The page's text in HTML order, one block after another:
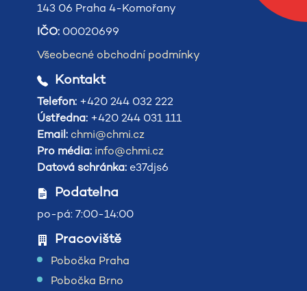
143 06 Praha 4-Komořany
IČO: 00020699
Všeobecné obchodní podmínky
Kontakt
Telefon: +420 244 032 222
Ústředna: +420 244 031 111
Email: chmi@chmi.cz
Pro média: info@chmi.cz
Datová schránka: e37djs6
Podatelna
po-pá: 7:00-14:00
Pracoviště
Pobočka Praha
Pobočka Brno